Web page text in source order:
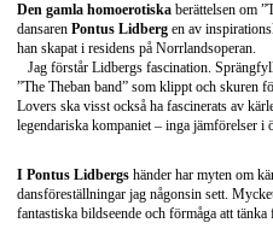
Den gamla homoerotiska berättelsen om
dansaren Pontus Lidberg en av
han skapat i residens på Norrlandsoperan.
Jag förstår Lidbergs fascination.
”The Theban band” som klippt och skuren
Lovers ska visst också ha fascinerats av
legendariska kompaniet – inga jämförelser
I Pontus Lidbergs händer har myten om
dansföreställningar jag någonsin sett.
fantastiska bildseende och förmåga att tänka